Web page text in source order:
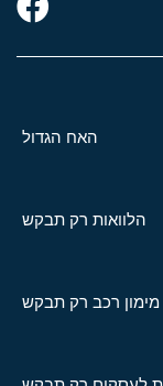
האח הגדול
הלוואות רק תבקש
מימון רכב רק תבקש